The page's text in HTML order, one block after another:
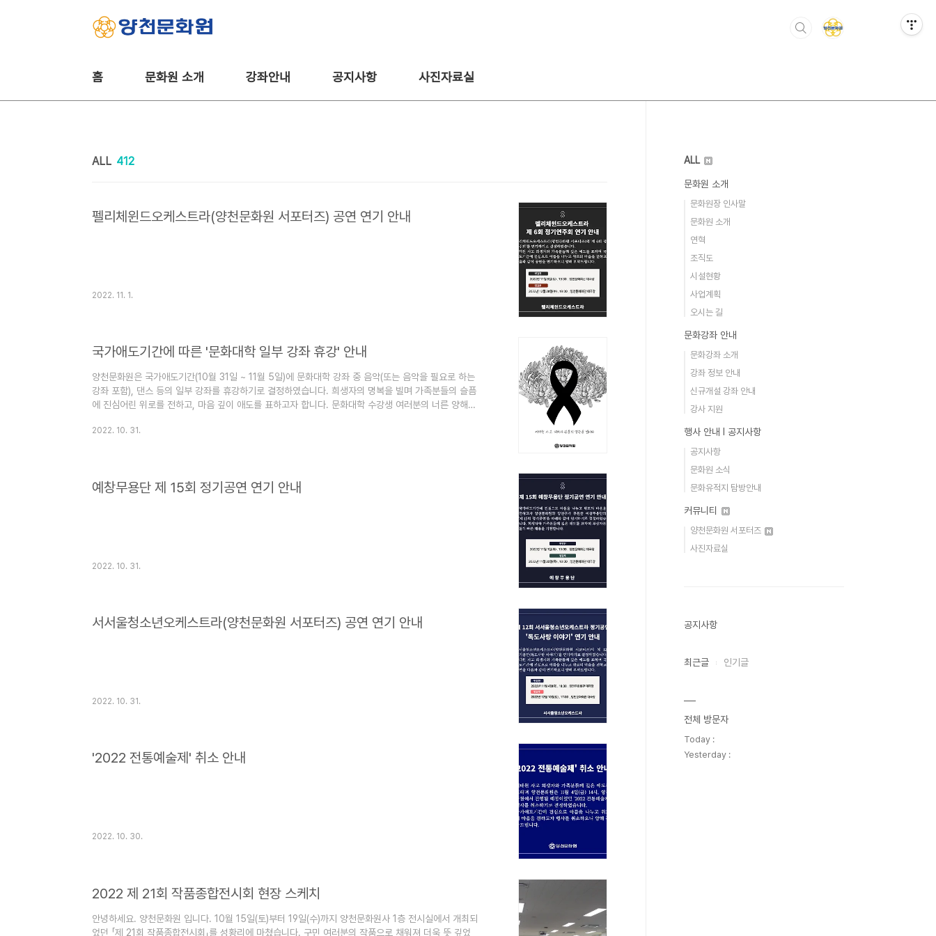
홈 문화원 소개 강좌안내 공지사항 사진자료실
ALL 412
펠리체윈드오케스트라(양천문화원 서포터즈) 공연 연기 안내
2022. 11. 1.
국가애도기간에 따른 '문화대학 일부 강좌 휴강' 안내
양천문화원은 국가애도기간(10월 31일 ~ 11월 5일)에 문화대학 강좌 중 음악(또는 음악을 필요로 하는
강좌 포함), 댄스 등의 일부 강좌를 휴강하기로 결정하였습니다. 희생자의 명복을 빌며 가족분들의 슬픔
에 진심어린 위로를 전하고, 마음 깊이 애도를 표하고자 합니다. 문화대학 수강생 여러분의 너른 양해
요, 한국무용, 우리춤, 판소리(남도민요), 장구교실 꽹과리교실, 장구교실, 사물놀이, 어르신 사물놀이,
2022. 10. 31.
예창무용단 제 15회 정기공연 연기 안내
2022. 10. 31.
서서울청소년오케스트라(양천문화원 서포터즈) 공연 연기 안내
2022. 10. 31.
'2022 전통예술제' 취소 안내
2022. 10. 30.
2022 제 21회 작품종합전시회 현장 스케치
안녕하세요. 양천문화원 입니다. 10월 15일(토)부터 19일(수)까지 양천문화원사 1층 전시실에서 개최되
었던 「제 21회 작품종합전시회」를 성황리에 마쳤습니다. 구민 여러분의 작품으로 채워져 더욱 뜻 깊었
ALL
문화원 소개
문화원장 인사말
문화원 소개
연혁
조직도
시설현황
사업계획
오시는 길
문화강좌 안내
문화강좌 소개
강좌 정보 안내
신규개설 강좌 안내
강사 지원
행사 안내 Ι 공지사항
공지사항
문화원 소식
문화유적지 탐방안내
커뮤니티
양천문화원 서포터즈
사진자료실
공지사항
최근글 인기글
전체 방문자
Today :
Yesterday :